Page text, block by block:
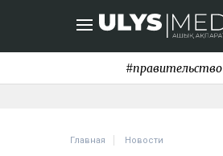
#правительство
Главная Новости